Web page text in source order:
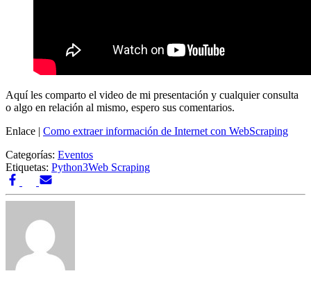
Aquí les comparto el video de mi presentación y cualquier consulta
o algo en relación al mismo, espero sus comentarios.
Enlace | Como extraer información de Internet con WebScraping
Categorías: Eventos
Etiquetas: Python3Web Scraping